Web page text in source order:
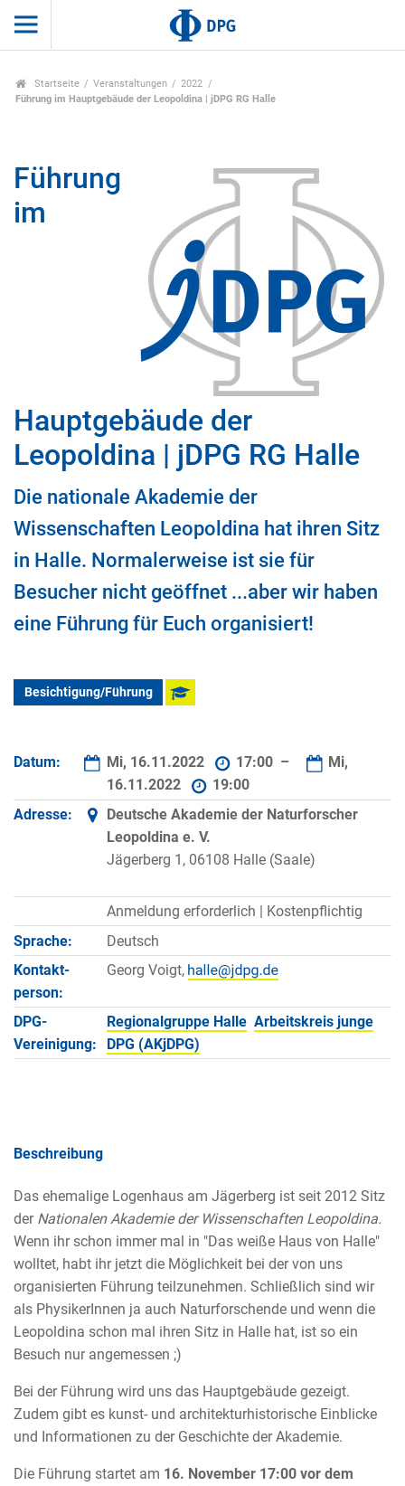
Startseite Veranstaltungen
2022
Führung im Hauptgebäude der Leopoldina | jDPG RG Halle
Führung
im
Hauptgebäude der
Leopoldina | jDPG RG Halle
Die nationale Akademie der
Wissenschaften Leopoldina hat ihren Sitz
in Halle. Normalerweise ist sie für
Besucher nicht geöffnet ...aber wir haben
eine Führung für Euch organisiert!
Besichtigung/Führung
Datum: Mi, 16.11.2022 17:00 –
Mi,
16.11.2022
19:00
Adresse:
Deutsche Akademie der Naturforscher
Leopoldina e. V.
Jägerberg 1, 06108 Halle (Saale)
Anmeldung erforderlich | Kostenpflichtig
Sprache:
Deutsch
Kontakt­
person:
Georg Voigt,
DPG-
Vereinigung:
Regionalgruppe Halle Arbeitskreis junge
DPG (AKjDPG)
Beschreibung
Das ehemalige Logenhaus am Jägerberg ist seit 2012 Sitz
der Nationalen Akademie der Wissenschaften Leopoldina.
Wenn ihr schon immer mal in "Das weiße Haus von Halle"
wolltet, habt ihr jetzt die Möglichkeit bei der von uns
organisierten Führung teilzunehmen. Schließlich sind wir
als PhysikerInnen ja auch Naturforschende und wenn die
Leopoldina schon mal ihren Sitz in Halle hat, ist so ein
Besuch nur angemessen ;)
Bei der Führung wird uns das Hauptgebäude gezeigt.
Zudem gibt es kunst- und architekturhistorische Einblicke
und Informationen zu der Geschichte der Akademie.
Die Führung startet am 16. November 17:00 vor dem